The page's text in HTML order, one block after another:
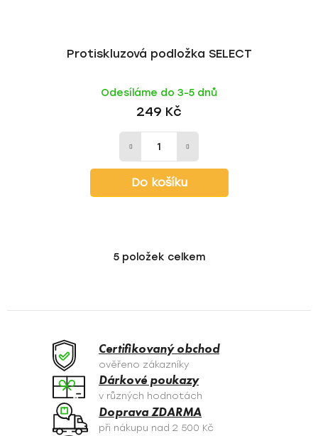
Protiskluzová podložka SELECT
Odesíláme do 3-5 dnů
249 Kč
Do košíku
O
á
c
í
p
r
v
5položek celkem
Certifikovaný obchod
ověřeno zákazníky
Dárkové poukazy
v různých hodnotách
Doprava ZDARMA
při nákupu nad 2 500 Kč